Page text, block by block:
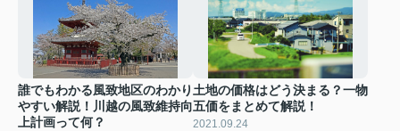
誰でもわかる風致地区のわかり
やすい解説！川越の風致維持向
上計画って何？
土地の価格はどう決まる？一物
五価をまとめて解説！
2021.09.24